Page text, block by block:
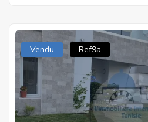
Vendu Ref9a